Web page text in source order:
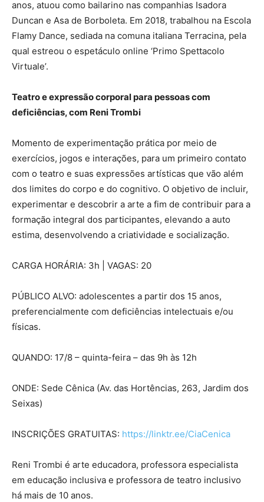
anos, atuou como bailarino nas companhias Isadora
Duncan e Asa de Borboleta. Em 2018, trabalhou na Escola
Flamy Dance, sediada na comuna italiana Terracina, pela
qual estreou o espetáculo online ‘Primo Spettacolo
Virtuale’.
Teatro e expressão corporal para pessoas com
deficiências, com Reni Trombi
Momento de experimentação prática por meio de
exercícios, jogos e interações, para um primeiro contato
com o teatro e suas expressões artísticas que vão além
dos limites do corpo e do cognitivo. O objetivo de incluir,
experimentar e descobrir a arte a fim de contribuir para a
formação integral dos participantes, elevando a auto
estima, desenvolvendo a criatividade e socialização.
CARGA HORÁRIA: 3h | VAGAS: 20
PÚBLICO ALVO: adolescentes a partir dos 15 anos,
preferencialmente com deficiências intelectuais e/ou
físicas.
QUANDO: 17/8 – quinta-feira – das 9h às 12h
ONDE: Sede Cênica (Av. das Hortências, 263, Jardim dos
Seixas)
INSCRIÇÕES GRATUITAS: https://linktr.ee/CiaCenica
Reni Trombi é arte educadora, professora especialista
em educação inclusiva e professora de teatro inclusivo
há mais de 10 anos.